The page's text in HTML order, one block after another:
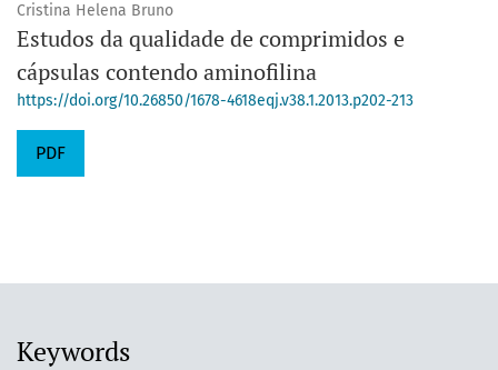
Cristina Helena Bruno
Estudos da qualidade de comprimidos e
cápsulas contendo aminofilina
https://doi.org/10.26850/1678-4618eqj.v38.1.2013.p202-213
PDF
Keywords